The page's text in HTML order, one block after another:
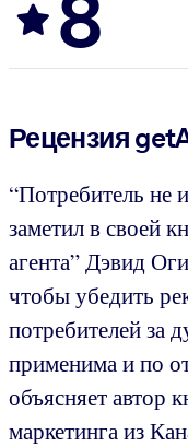
Рецензия
“Потребитель не
заметил в своей
агента” Дэвид
чтобы убедить
потребителей за
применима и по
объясняет автор
маркетинга из